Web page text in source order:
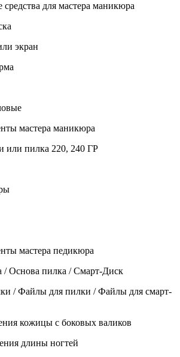
для мастера маникюра
экран
мастера маникюра
или пилка 220, 240 ГР
мастера педикюра
/ Основа пилка / Смарт-Диск
/ Файлы для пилки / Файлы для смарт-
кожицы с боковых валиков
длины ногтей